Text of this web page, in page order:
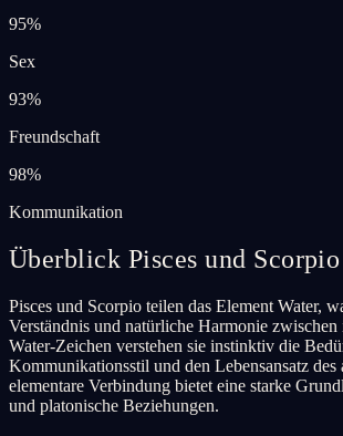
95%
Sex
93%
Freundschaft
98%
Kommunikation
Überblick Pisces und Scorpio
Pisces und Scorpio teilen das Element Water,
Verständnis und natürliche Harmonie
Water-Zeichen verstehen sie instinktiv die
Kommunikationsstil und den Lebensansatz des
elementare Verbindung bietet eine starke
und platonische Beziehungen.